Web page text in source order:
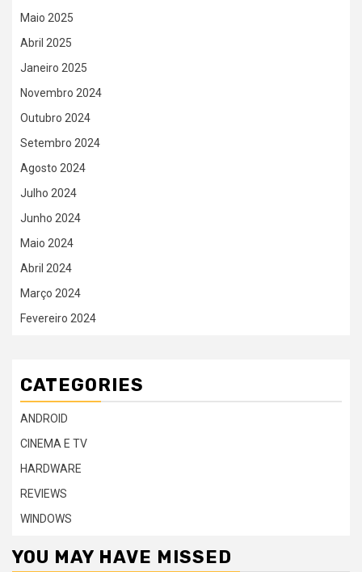
Maio 2025
Abril 2025
Janeiro 2025
Novembro 2024
Outubro 2024
Setembro 2024
Agosto 2024
Julho 2024
Junho 2024
Maio 2024
Abril 2024
Março 2024
Fevereiro 2024
CATEGORIES
ANDROID
CINEMA E TV
HARDWARE
REVIEWS
WINDOWS
YOU MAY HAVE MISSED